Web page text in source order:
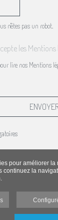
n'êtes pas un robot.
les Mentions
lire nos Mentions
pour améliorer
continuez la